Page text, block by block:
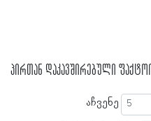
პირთან დაკავშირებული
აჩვენე